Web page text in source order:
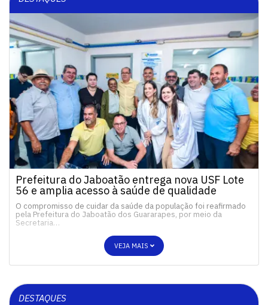
Prefeitura do Jaboatão entrega nova USF Lote
56 e amplia acesso à saúde de qualidade
O compromisso de cuidar da saúde da população foi reafirmado
pela Prefeitura do Jaboatão dos Guararapes, por meio da
Secretaria…
VEJA MAIS
DESTAQUES